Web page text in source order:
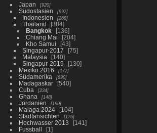
Japan 920
Südostasien 997
Indonesien 268
Thailand
384
Bangkok
136
Chiang Mai
204
Kho Samui
43
Singapur-2017
75
Malaysia
140
Singapur-2019
130
Mexiko 2016
177
Südamerika 690
Madagaskar
540
Cuba
234
Ghana 148
Jordanien 190
Malaga 2024
104
Stadtansichten
176
Hochwasser 2013
141
Fussball
1